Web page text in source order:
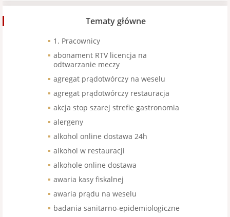
Tematy główne
1. Pracownicy
abonament RTV licencja na
odtwarzanie meczy
agregat prądotwórczy na weselu
agregat prądotwórczy restauracja
akcja stop szarej strefie gastronomia
alergeny
alkohol online dostawa 24h
alkohol w restauracji
alkohole online dostawa
awaria kasy fiskalnej
awaria prądu na weselu
badania sanitarno-epidemiologiczne